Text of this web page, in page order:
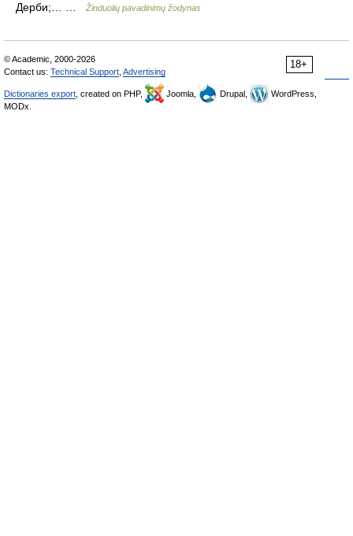
Дерби;… …
Žinduolių pavadinimų žodynas
18+
© Academic, 2000-2026
Contact us: Technical Support Advertising
Dictionaries export , created on PHP, Joomla, Drupal,
WordPress,
MODx.